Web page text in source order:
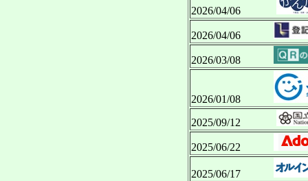
2026/04/06
2026/04/06
2026/03/08
2026/01/08
2025/09/12
2025/06/22
2025/06/17